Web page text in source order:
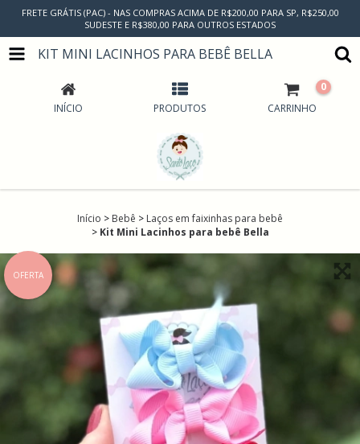
FRETE GRÁTIS (PAC) - NAS COMPRAS ACIMA DE R$200,00 PARA SP, R$250,00
SUDESTE E R$380,00 PARA OUTROS ESTADOS
KIT MINI LACINHOS PARA BEBÊ BELLA
INÍCIO PRODUTOS CARRINHO
0
Início > Bebê > Laços em faixinhas para bebê
> Kit Mini Lacinhos para bebê Bella
OFERTA